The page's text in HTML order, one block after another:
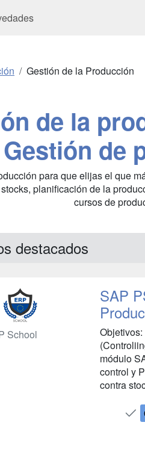
Gestión de la Producción
de la
Gestión de
para que elijas el que
planificación de la
cursos de
destacados
School
SAP
módulo
control y
contra